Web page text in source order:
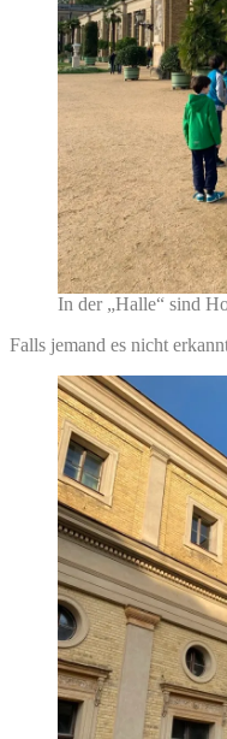
In der „Halle“ sind
Falls jemand es nicht